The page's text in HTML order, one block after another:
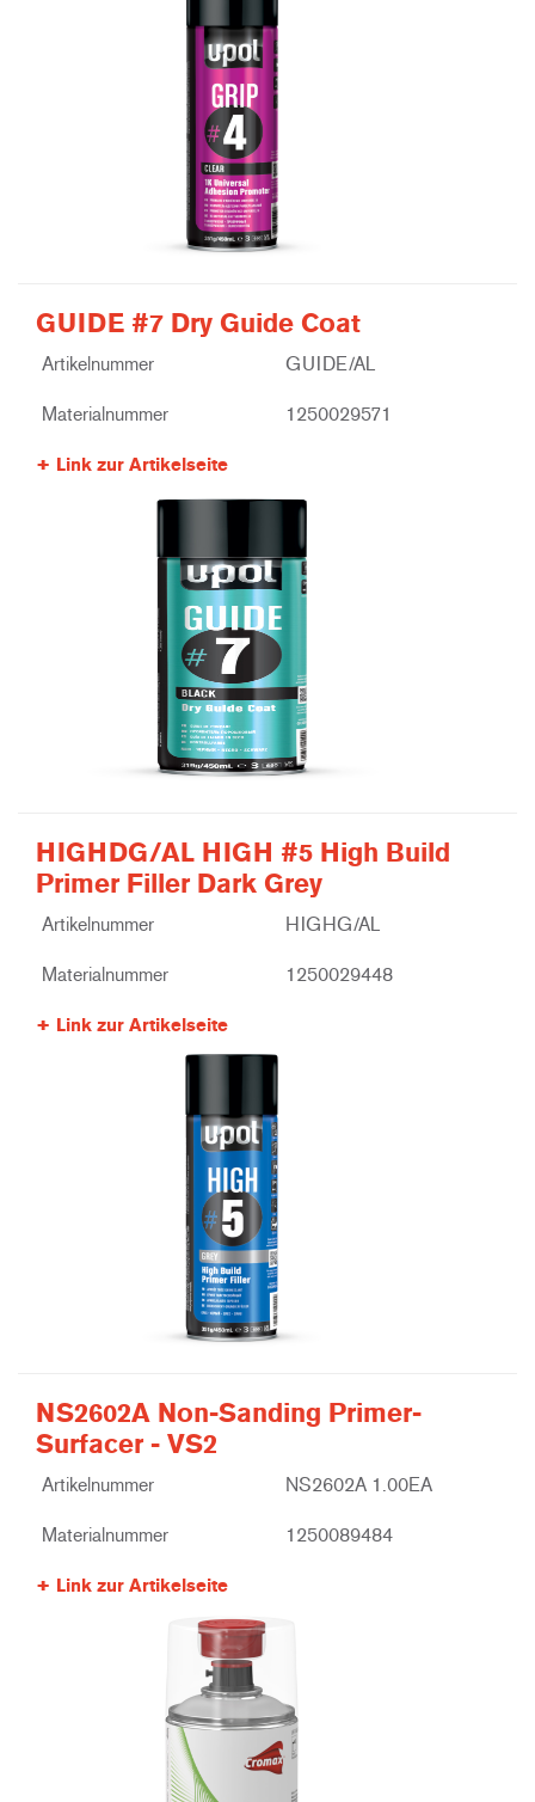
GUIDE #7 Dry Guide Coat
Artikelnummer GUIDE/AL
Materialnummer 1250029571
Link zur Artikelseite
HIGHDG/AL HIGH #5 High Build
Primer Filler Dark Grey
Artikelnummer HIGHG/AL
Materialnummer 1250029448
Link zur Artikelseite
NS2602A Non-Sanding Primer-
Surfacer - VS2
Artikelnummer NS2602A 1.00EA
Materialnummer 1250089484
Link zur Artikelseite